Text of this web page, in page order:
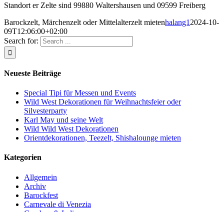
Standort er Zelte sind 99880 Waltershausen und 09599 Freiberg
Barockzelt, Märchenzelt oder Mittelalterzelt mietenhalang1 2024-10-
09T12:06:00+02:00
Search for:
Neueste Beiträge
Special Tipi für Messen und Events
Wild West Dekorationen für Weihnachtsfeier oder
Silvesterparty
Karl May und seine Welt
Wild Wild West Dekorationen
Orientdekorationen, Teezelt, Shishalounge mieten
Kategorien
Allgemein
Archiv
Barockfest
Carnevale di Venezia